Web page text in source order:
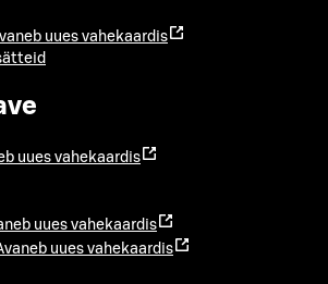
uues vahekaardis
uues vahekaardis
uues vahekaardis
uues vahekaardis